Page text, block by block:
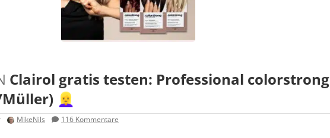
Clairol gratis testen: Professional colorstrong
👱‍♀️
MikeNils 116 Kommentare